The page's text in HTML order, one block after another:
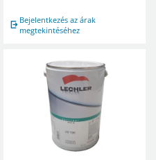
Bejelentkezés az árak
megtekintéséhez